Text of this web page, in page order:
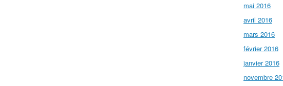
mai 2016
avril 2016
mars 2016
février 2016
janvier 2016
novembre